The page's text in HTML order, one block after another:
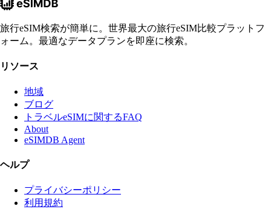
旅行eSIM検索が簡単に。世界最大の旅行eSIM比較プラットフ
ォーム。最適なデータプランを即座に検索。
リソース
地域
ブログ
トラベルeSIMに関するFAQ
About
eSIMDB Agent
ヘルプ
プライバシーポリシー
利用規約